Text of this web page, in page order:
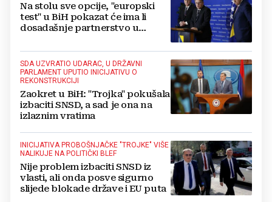
Na stolu sve opcije, "europski
test" u BiH pokazat će ima li
dosadašnje partnerstvo u
SDA UZVRATIO UDARAC, U DRŽAVNI
PARLAMENT UPUTIO INICIJATIVU O
REKONSTRUKCIJI
Zaokret u BiH: "Trojka" pokušala
izbaciti SNSD, a sad je ona na
izlaznim vratima
INICIJATIVA PROBOŠNJAČKE "TROJKE" VIŠE
NALIKUJE NA POLITIČKI BLEF
Nije problem izbaciti SNSD iz
vlasti, ali onda posve sigurno
slijede blokade države i EU puta